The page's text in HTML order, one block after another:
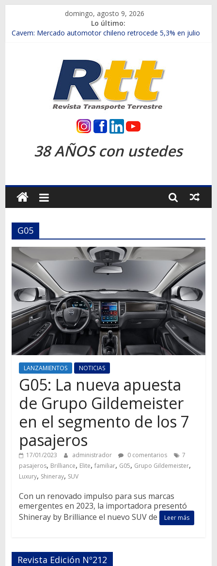
contenido
domingo, agosto 9, 2026
Lo último:
Chile es el primer mercado internacional en lanzar la nueva
Salfa suma vehículos electrificados de Chevrolet en el Biobío
Samex amplía su red con nuevas sucursales en Rancagua y
SINOTRUK Pick-ups presentó la recién estrenada Bolden en
la Expo Compras Públicas 2026
Revista
Transporte
Terrestre
Autos,
camiones,
motos,
información
del
mundo
del
transporte
38 AÑOS con ustedes
G05
LANZAMIENTOS NOTICIAS
G05: La nueva apuesta
de Grupo Gildemeister
en el segmento de los 7
pasajeros
17/01/2023 administrador 0 comentarios
7
pasajeros, Brilliance, Elite, familiar, G05, Grupo Gildemeister,
Luxury, Shineray, SUV
Con un renovado impulso para sus marcas
emergentes en 2023, la importadora presentó
Shineray by Brilliance el nuevo SUV de
Leer más
Revista Edición Nº212